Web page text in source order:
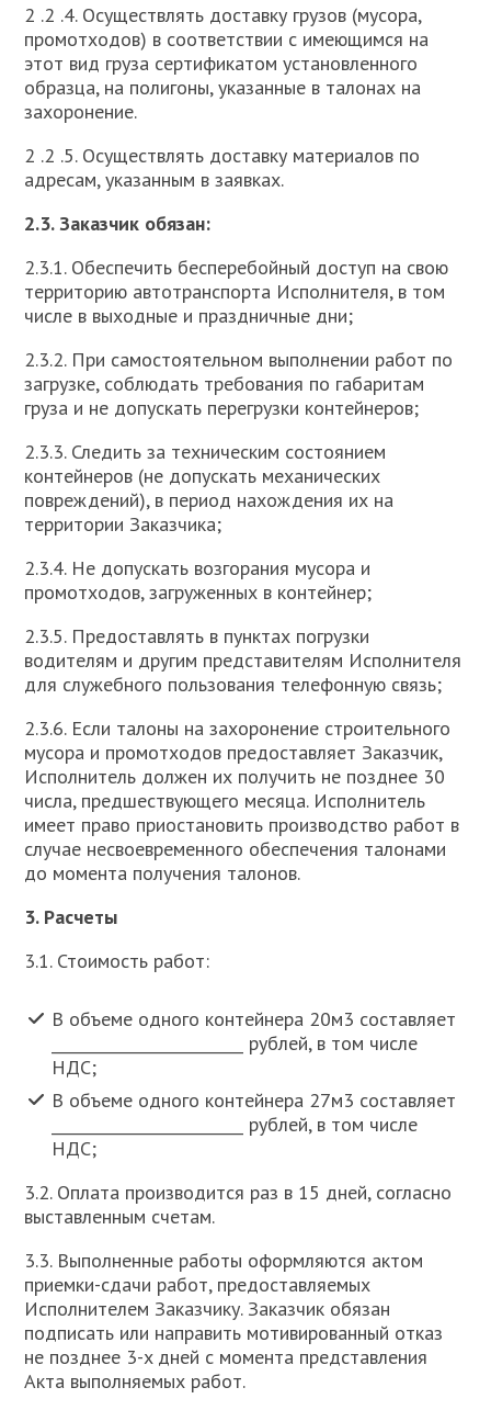
2 .2 .4. Осуществлять доставку грузов (мусора,
промотходов) в соответствии с имеющимся на
этот вид груза сертификатом установленного
образца, на полигоны, указанные в талонах на
захоронение.
2 .2 .5. Осуществлять доставку материалов по
адресам, указанным в заявках.
2.3. Заказчик обязан:
2.3.1. Обеспечить бесперебойный доступ на свою
территорию автотранспорта Исполнителя, в том
числе в выходные и праздничные дни;
2.3.2. При самостоятельном выполнении работ по
загрузке, соблюдать требования по габаритам
груза и не допускать перегрузки контейнеров;
2.3.3. Следить за техническим состоянием
контейнеров (не допускать механических
повреждений), в период нахождения их на
территории Заказчика;
2.3.4. Не допускать возгорания мусора и
промотходов, загруженных в контейнер;
2.3.5. Предоставлять в пунктах погрузки
водителям и другим представителям Исполнителя
для служебного пользования телефонную связь;
2.3.6. Если талоны на захоронение строительного
мусора и промотходов предоставляет Заказчик,
Исполнитель должен их получить не позднее 30
числа, предшествующего месяца. Исполнитель
имеет право приостановить производство работ в
случае несвоевременного обеспечения талонами
до момента получения талонов.
3. Расчеты
3.1. Стоимость работ:
В объеме одного контейнера 20м3 составляет
_________________________ рублей, в том числе
НДС;
В объеме одного контейнера 27м3 составляет
_________________________ рублей, в том числе
НДС;
3.2. Оплата производится раз в 15 дней, согласно
выставленным счетам.
3.3. Выполненные работы оформляются актом
приемки-сдачи работ, предоставляемых
Исполнителем Заказчику. Заказчик обязан
подписать или направить мотивированный отказ
не позднее 3-x дней с момента представления
Акта выполняемых работ.